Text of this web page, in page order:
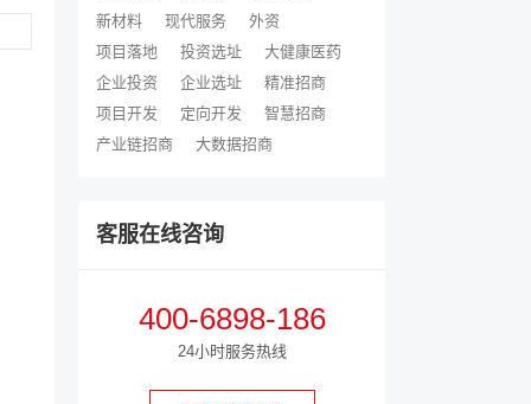
新材料
现代服务
外资
项目落地
投资选址
大健康医药
企业投资
企业选址
精准招商
项目开发
定向开发
智慧招商
产业链招商
大数据招商
客服在线咨询
400-6898-186
24小时服务热线